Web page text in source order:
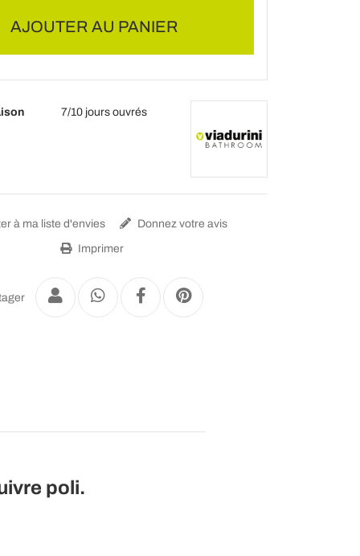
AJOUTER AU PANIER
7/10 jours ouvrés
à ma liste d'envies Donnez votre avis
Imprimer
poli.